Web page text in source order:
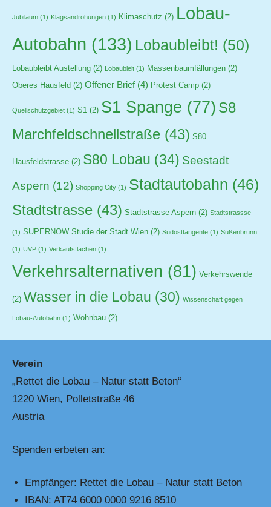
Jubiläum (1) Klagsandrohungen (1) Klimaschutz (2) Lobau-
Autobahn (133) Lobaubleibt! (50)
Lobaubleibt Austellung (2) Lobaubleit (1) Massenbaumfällungen (2)
Oberes Hausfeld (2) Offener Brief(4) Protest Camp (2)
Quellschutzgebiet (1) S1 (2) S1 Spange (77) S8
Marchfeldschnellstraße (43) S80
Hausfeldstrasse (2) S80 Lobau (34) Seestadt
Aspern (12) Shopping City (1) Stadtautobahn (46)
Stadtstrasse (43) Stadtstrasse Aspern (2) Stadtstrassse
(1) SUPERNOW Studie der Stadt Wien (2) Südosttangente (1) Süßenbrunn
(1) UVP (1) Verkaufsflächen (1)
Verkehrsalternativen (81) Verkehrswende
(2) Wasser in die Lobau (30) Wissenschaft gegen
Lobau-Autobahn (1) Wohnbau (2)
Verein
„Rettet die Lobau – Natur statt Beton“
1220 Wien, Polletstraße 46
Austria
Spenden erbeten an:
Empfänger: Rettet die Lobau – Natur statt Beton
IBAN: AT74 6000 0000 9216 8510